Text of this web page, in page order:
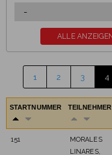
1 2 3 4
STARTNUMMER TEILNEHMER
151
MORALES
LINARES,